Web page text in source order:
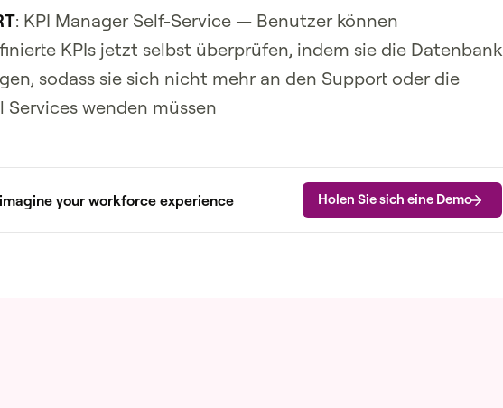
: KPI Manager Self-Service — Benutzer können
KPIs jetzt selbst überprüfen, indem sie die Datenbank
sodass sie sich nicht mehr an den Support oder die
Services wenden müssen
your workforce experience Holen Sie sich eine Demo